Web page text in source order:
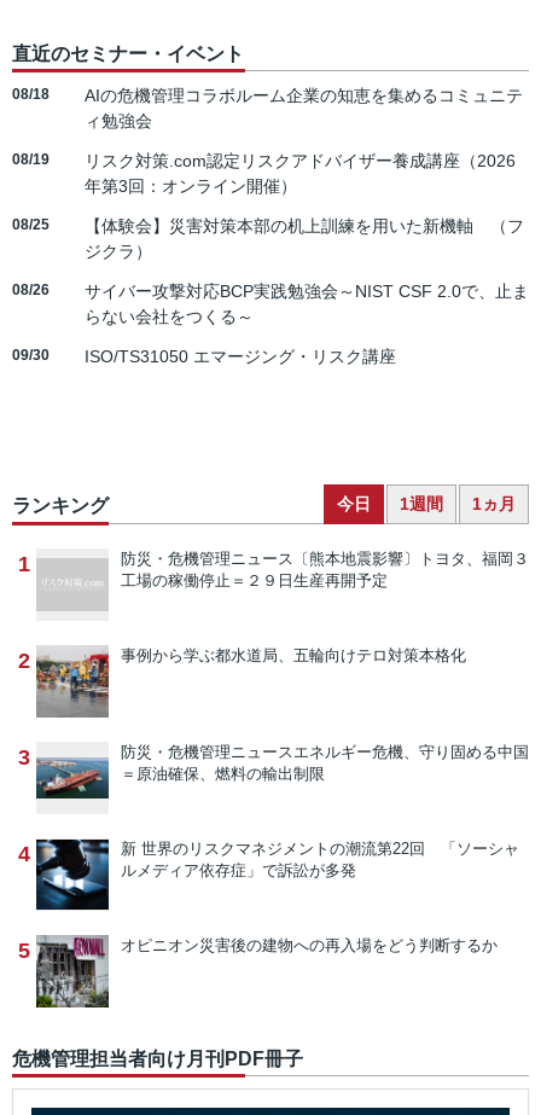
直近のセミナー・イベント
08/18
AIの危機管理コラボルーム企業の知恵を集めるコミュニテ
ィ勉強会
08/19
リスク対策.com認定リスクアドバイザー養成講座（2026
年第3回：オンライン開催）
08/25
【体験会】災害対策本部の机上訓練を用いた新機軸 （フ
ジクラ）
08/26
サイバー攻撃対応BCP実践勉強会～NIST CSF 2.0で、止ま
らない会社をつくる～
09/30 ISO/TS31050 エマージング・リスク講座
ランキング 今日 1週間 1ヵ月
1 防災・危機管理ニュース 〔熊本地震影響〕トヨタ、福岡３
工場の稼働停止＝２９日生産再開予定
2 事例から学ぶ都水道局、五輪向けテロ対策本格化
3 防災・危機管理ニュースエネルギー危機、守り固める中国
＝原油確保、燃料の輸出制限
4 新 世界のリスクマネジメントの潮流第22回 「ソーシャ
ルメディア依存症」で訴訟が多発
5 オピニオン災害後の建物への再入場をどう判断するか
危機管理担当者向け月刊PDF冊子